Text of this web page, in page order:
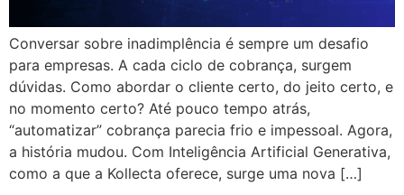
Conversar sobre inadimplência é sempre um desafio
para empresas. A cada ciclo de cobrança, surgem
dúvidas. Como abordar o cliente certo, do jeito certo, e
no momento certo? Até pouco tempo atrás,
“automatizar” cobrança parecia frio e impessoal. Agora,
a história mudou. Com Inteligência Artificial Generativa,
como a que a Kollecta oferece, surge uma nova […]